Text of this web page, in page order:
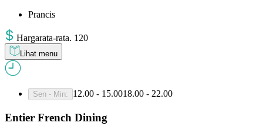
Prancis
Hargarata-rata. 120
Lihat menu
Sen - Min: 12.00 - 15.0018.00 - 22.00
Entier French Dining